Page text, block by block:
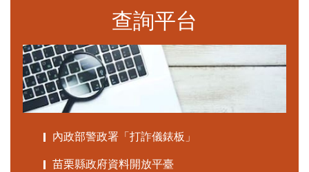
查詢平台
內政部警政署「打詐儀錶板」
苗栗縣政府資料開放平臺